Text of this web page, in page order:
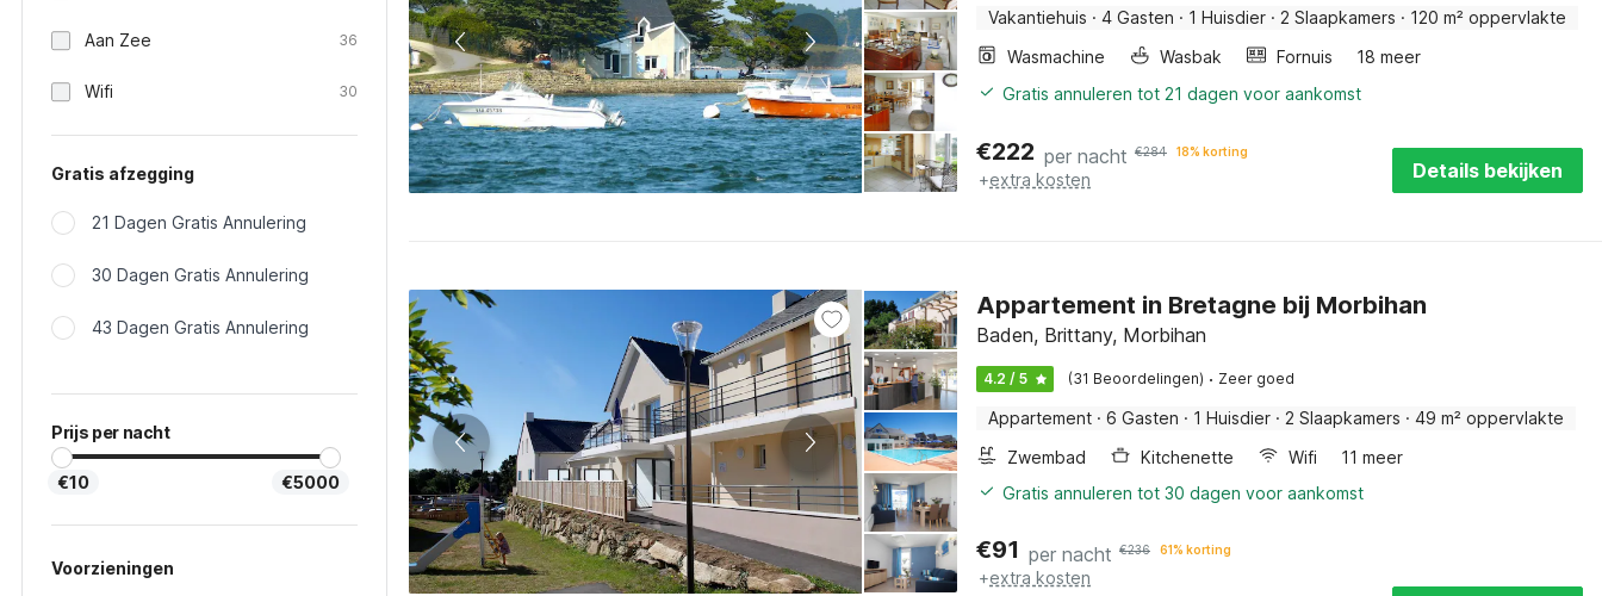
Aan Zee 36
Wifi 30
Gratis afzegging
21 Dagen Gratis Annulering
30 Dagen Gratis Annulering
43 Dagen Gratis Annulering
Prijs per nacht
€10 €5000
Voorzieningen
Vakantiehuis · 4 Gasten · 1 Huisdier · 2 Slaapkamers · 120 m² oppervlakte
Wasmachine
Wasbak Fornuis
18 meer
Gratis annuleren tot 21 dagen voor aankomst
€222 per nacht €284 18% korting
+extra kosten Details bekijken
Appartement in Bretagne bij Morbihan
Baden, Brittany, Morbihan
4.2 / 5 (31 Beoordelingen) · Zeer goed
Appartement · 6 Gasten · 1 Huisdier · 2 Slaapkamers · 49 m² oppervlakte
Zwembad
Kitchenette Wifi
11 meer
Gratis annuleren tot 30 dagen voor aankomst
€91 per nacht €236 61% korting
+extra kosten